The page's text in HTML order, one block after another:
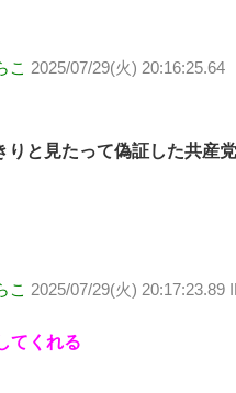
こ 2025/07/29(火) 20:16:25.64
りと見たって偽証した共産
こ 2025/07/29(火) 20:17:23.89
てくれる